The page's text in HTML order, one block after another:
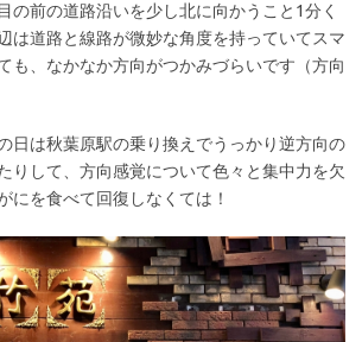
の前の道路沿いを少し北に向かうこと1分く
は道路と線路が微妙な角度を持っていてスマ
も、なかなか方向がつかみづらいです（方向
日は秋葉原駅の乗り換えでうっかり逆方向の
りして、方向感覚について色々と集中力を欠
にを食べて回復しなくては！